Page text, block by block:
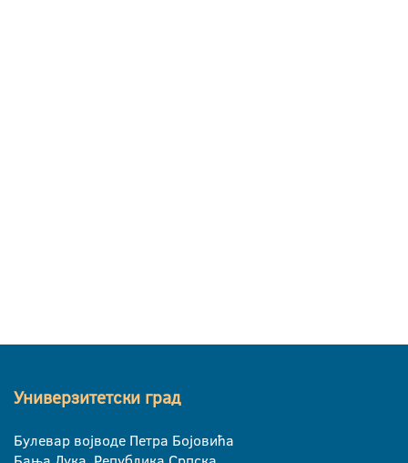
Универзитетски град
Булевар војводе Петра Бојовића